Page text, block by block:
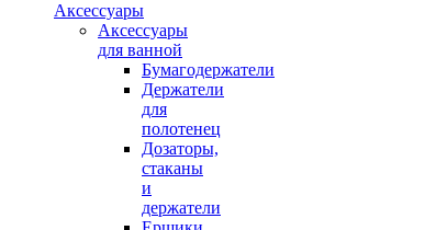
Аксессуары
Аксессуары
для ванной
Бумагодержатели
Держатели
для
полотенец
Дозаторы,
стаканы
и
держатели